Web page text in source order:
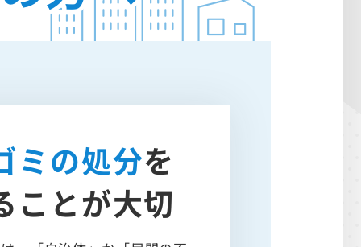
ミの処分を
ことが大切